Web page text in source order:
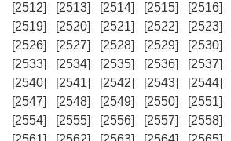
[2512]
[2513] [2514] [2515] [2516]
[2519]
[2520] [2521] [2522] [2523]
[2526]
[2527] [2528] [2529] [2530]
[2533]
[2534] [2535] [2536] [2537]
[2540]
[2541] [2542] [2543] [2544]
[2547]
[2548] [2549] [2550] [2551]
[2554]
[2555] [2556] [2557] [2558]